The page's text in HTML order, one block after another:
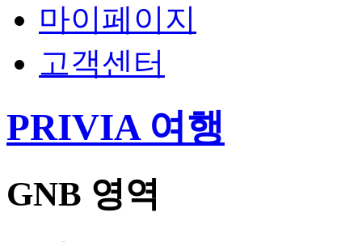
마이페이지
고객센터
PRIVIA 여행
GNB 영역